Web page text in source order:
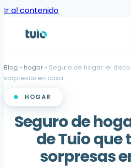
Ir al contenido
Blog » hogar » Seguro de hogar: el
sorpresas en casa
HOGAR
Seguro de
de Tuio que
sorpresas